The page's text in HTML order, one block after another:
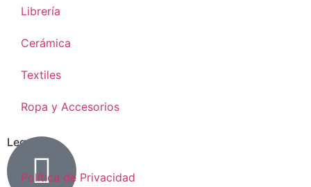
Librería
Cerámica
Textiles
Ropa y Accesorios
Legal
Política de Privacidad